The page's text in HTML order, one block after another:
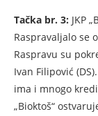
Tačka br. 3: JKP
Raspravaljalo se
Raspravu su
Ivan Filipović
ima i mnogo
„Bioktoš“